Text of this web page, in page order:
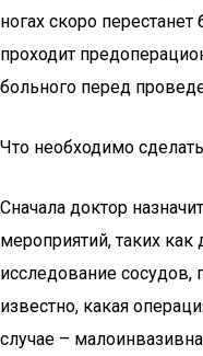
ногах скоро
проходит
больного перед
Что необходимо
Сначала доктор
мероприятий, таких как
исследование сосудов,
известно, какая
случае –